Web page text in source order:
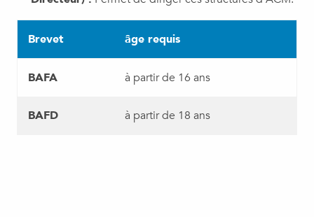
Brevet âge requis
BAFA à partir de 16 ans
BAFD à partir de 18 ans